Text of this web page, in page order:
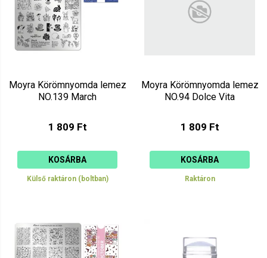
Moyra Körömnyomda lemez
NO.139 March
1 809 Ft
KOSÁRBA
Külső raktáron (boltban)
Moyra Körömnyomda lemez
NO.94 Dolce Vita
1 809 Ft
KOSÁRBA
Raktáron